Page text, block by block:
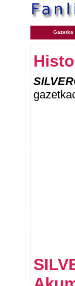
Gazetka